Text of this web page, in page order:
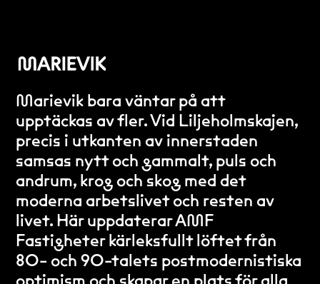
Marievik bara väntar på att
upptäckas av fler. Vid Liljeholmskajen,
precis i utkanten av innerstaden
samsas nytt och gammalt, puls och
andrum, krog och skog med det
moderna arbetslivet och resten av
livet. Här uppdaterar AMF
Fastigheter kärleksfullt löftet från
80- och 90-talets postmodernistiska